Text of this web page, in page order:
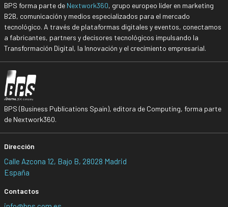
BPS forma parte de Nextwork360, grupo europeo líder en marketing
B2B, comunicación y medios especializados para el mercado
tecnológico. A través de plataformas digitales y eventos, conectamos
a fabricantes, partners y decisores tecnológicos impulsando la
Transformación Digital, la Innovación y el crecimiento empresarial.
BPS (Business Publications Spain), editora de Computing, forma parte
de Nextwork360.
Dirección
Calle Azcona 12, Bajo B, 28028 Madrid
España
Contactos